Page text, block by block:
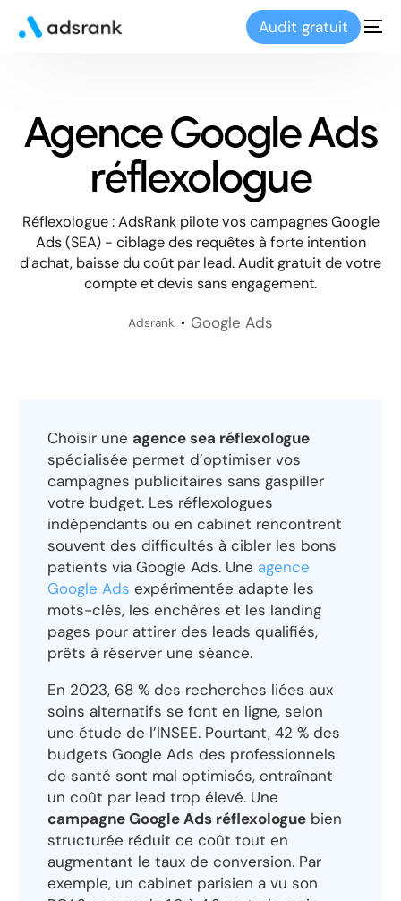
Audit gratuit
Agence Google Ads
réflexologue
Réflexologue : AdsRank pilote vos campagnes Google
Ads (SEA) - ciblage des requêtes à forte intention
d'achat, baisse du coût par lead. Audit gratuit de votre
compte et devis sans engagement.
Adsrank Google Ads
Choisir une agence sea réflexologue
spécialisée permet d’optimiser vos
campagnes publicitaires sans gaspiller
votre budget. Les réflexologues
indépendants ou en cabinet rencontrent
souvent des difficultés à cibler les bons
patients via Google Ads. Une agence
Google Ads expérimentée adapte les
mots-clés, les enchères et les landing
pages pour attirer des leads qualifiés,
prêts à réserver une séance.
En 2023, 68 % des recherches liées aux
soins alternatifs se font en ligne, selon
une étude de l’INSEE. Pourtant, 42 % des
budgets Google Ads des professionnels
de santé sont mal optimisés, entraînant
un coût par lead trop élevé. Une
campagne Google Ads réflexologue bien
structurée réduit ce coût tout en
augmentant le taux de conversion. Par
exemple, un cabinet parisien a vu son